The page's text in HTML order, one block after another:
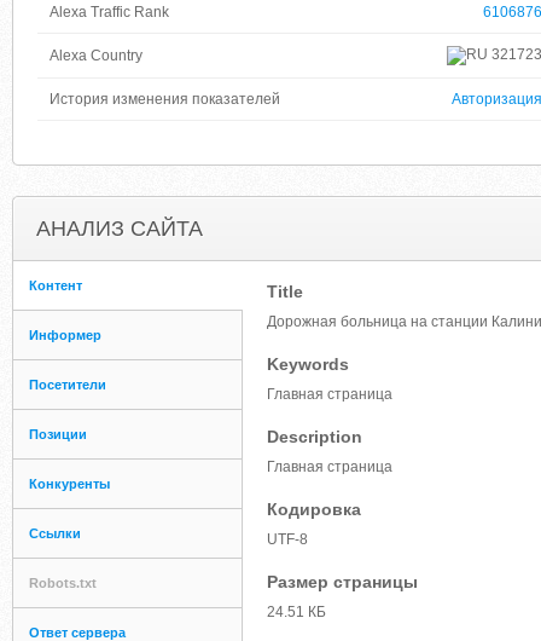
Alexa Traffic Rank 6106876
Alexa Country 321723
История изменения показателей Авторизация
АНАЛИЗ САЙТА
Контент
Информер
Посетители
Позиции
Конкуренты
Ссылки
Robots.txt
Ответ сервера
Title
Дорожная больница на станции
Keywords
Главная страница
Description
Главная страница
Кодировка
UTF-8
Размер страницы
24.51 КБ